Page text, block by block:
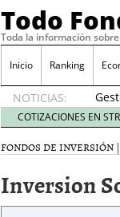
Todo
Toda la información
Inicio Ranking
NOTICIAS:
el
COTIZACIONES EN
FONDOS DE INVERSIÓN |
Inversion